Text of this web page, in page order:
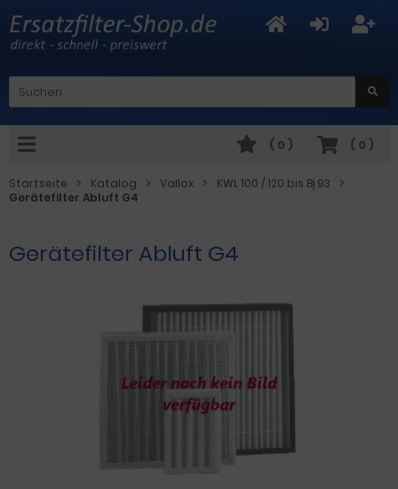
( 0 )
( 0 )
Startseite Katalog Vallox
KWL 100 / 120 bis Bj.93
Gerätefilter Abluft G4
Gerätefilter Abluft G4